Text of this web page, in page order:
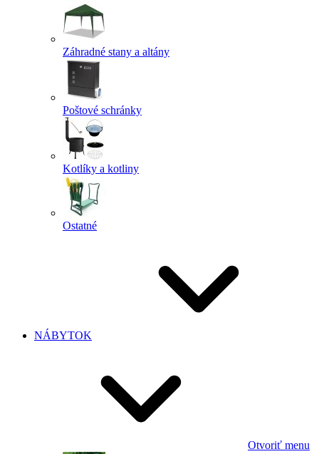
Záhradné stany a altány
Poštové schránky
Kotlíky a kotliny
Ostatné
NÁBYTOK
Otvoriť menu